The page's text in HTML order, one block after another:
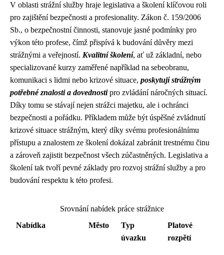
V oblasti strážní služby hraje legislativa a školení klíčovou roli
pro zajištění bezpečnosti a profesionality. Zákon č. 159/2006
Sb., o bezpečnostní činnosti, stanovuje jasné podmínky pro
výkon této profese, čímž přispívá k budování důvěry mezi
strážnými a veřejností. Kvalitní školení, ať už základní, nebo
specializované kurzy zaměřené například na sebeobranu,
komunikaci s lidmi nebo krizové situace, poskytují strážným
potřebné znalosti a dovednostipro zvládání náročných situací.
Díky tomu se stávají nejen strážci majetku, ale i ochránci
bezpečnosti a pořádku. Příkladem může být úspěšné zvládnutí
krizové situace strážným, který díky svému profesionálnímu
přístupu a znalostem ze školení dokázal zabránit trestnému činu
a zároveň zajistit bezpečnost všech zúčastněných. Legislativa a
školení tak tvoří pevné základy pro rozvoj strážní služby a pro
budování respektu k této profesi.
Srovnání nabídek práce strážnice
Nabídka
Město
Typ
úvazku
Platové
rozpětí